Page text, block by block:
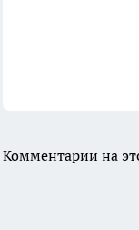
Комментарии на